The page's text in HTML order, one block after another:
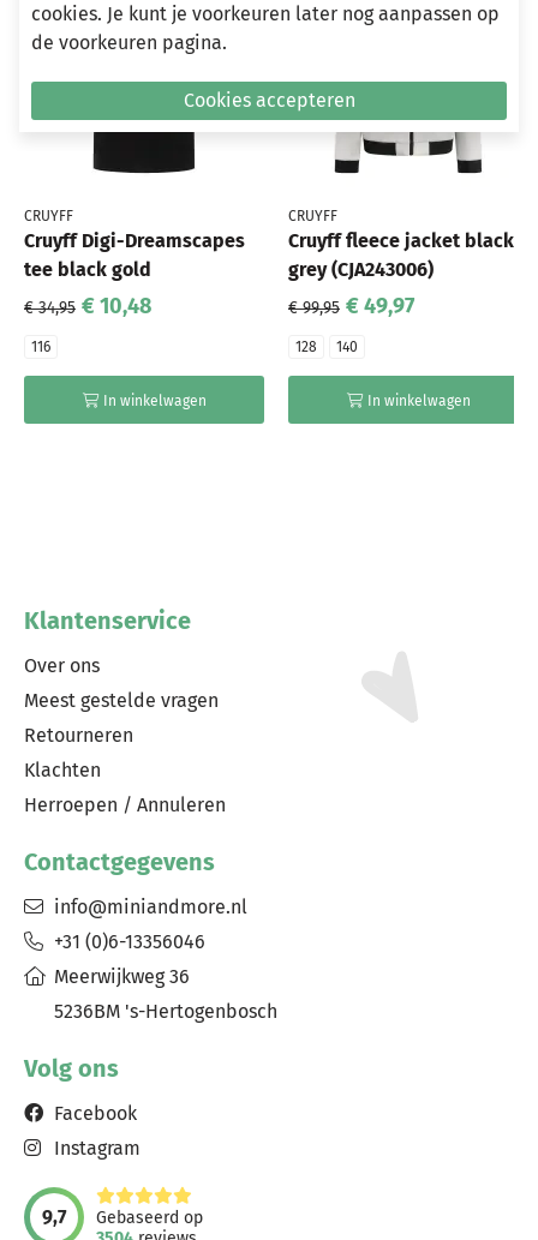
CRUYFF
Cruyff Digi-Dreamscapes
tee black gold
€ 34,95 € 10,48
116
In winkelwagen
CRUYFF
Cruyff fleece jacket black
grey (CJA243006)
€ 99,95 € 49,97
128 140
In winkelwagen
Klantenservice
Over ons
Meest gestelde vragen
Retourneren
Klachten
Herroepen / Annuleren
Contactgegevens
info@miniandmore.nl
+31 (0)6-13356046
Meerwijkweg 36
5236BM 's-Hertogenbosch
Volg ons
Facebook
Instagram
9,7
Gebaseerd op
cookies. Je kunt je voorkeuren later nog aanpassen op
de voorkeuren pagina.
Cookies accepteren